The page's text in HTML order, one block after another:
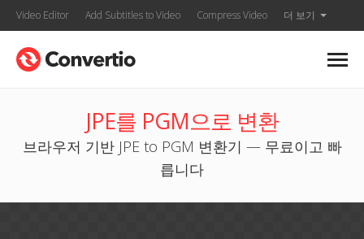
Video Editor Add Subtitles to Video Compress Video 더 보기
JPE를 PGM으로 변환
브라우저 기반 JPE to PGM 변환기 — 무료이고 빠
릅니다